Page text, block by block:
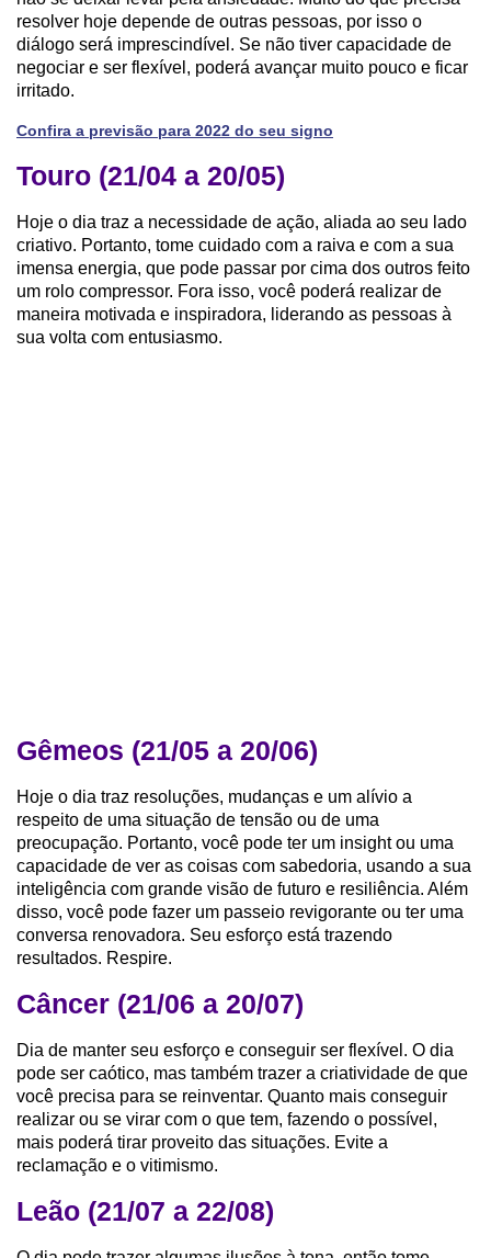
resolver hoje depende de outras pessoas, por isso o
diálogo será imprescindível. Se não tiver capacidade de
negociar e ser flexível, poderá avançar muito pouco e ficar
irritado.
Confira a previsão para 2022 do seu signo
Touro (21/04 a 20/05)
Hoje o dia traz a necessidade de ação, aliada ao seu lado
criativo. Portanto, tome cuidado com a raiva e com a sua
imensa energia, que pode passar por cima dos outros feito
um rolo compressor. Fora isso, você poderá realizar de
maneira motivada e inspiradora, liderando as pessoas à
sua volta com entusiasmo.
Gêmeos (21/05 a 20/06)
Hoje o dia traz resoluções, mudanças e um alívio a
respeito de uma situação de tensão ou de uma
preocupação. Portanto, você pode ter um insight ou uma
capacidade de ver as coisas com sabedoria, usando a sua
inteligência com grande visão de futuro e resiliência. Além
disso, você pode fazer um passeio revigorante ou ter uma
conversa renovadora. Seu esforço está trazendo
resultados. Respire.
Câncer (21/06 a 20/07)
Dia de manter seu esforço e conseguir ser flexível. O dia
pode ser caótico, mas também trazer a criatividade de que
você precisa para se reinventar. Quanto mais conseguir
realizar ou se virar com o que tem, fazendo o possível,
mais poderá tirar proveito das situações. Evite a
reclamação e o vitimismo.
Leão (21/07 a 22/08)